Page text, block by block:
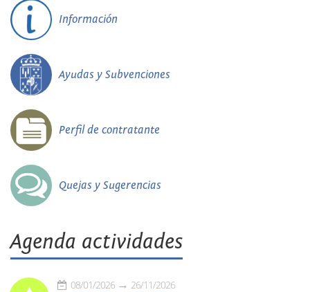
Información
Ayudas y Subvenciones
Perfil de contratante
Quejas y Sugerencias
Agenda actividades
08/01/2026 26/11/2026